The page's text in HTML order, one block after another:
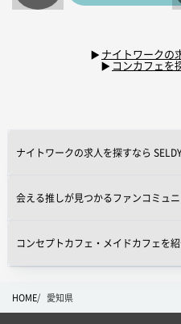
ナイトワークの
コンカフェを
ナイトワークの求人を探すなら SELDY
会える推しが見つかるファンコミュ
コンセプトカフェ・メイドカフェを
HOME 愛知県